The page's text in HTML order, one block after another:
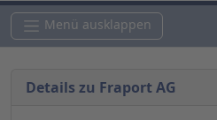
Menü ausklappen
Details zu Fraport AG